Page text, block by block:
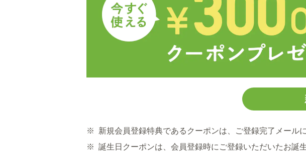
※
新規会員登録特典であるクーポンは、ご登録完了メール
※ 誕生日クーポンは、会員登録時にご登録いただいたお誕